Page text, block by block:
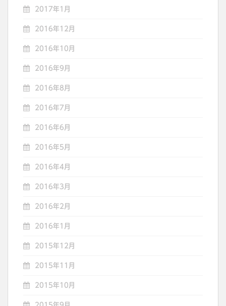
2017年1月
2016年12月
2016年10月
2016年9月
2016年8月
2016年7月
2016年6月
2016年5月
2016年4月
2016年3月
2016年2月
2016年1月
2015年12月
2015年11月
2015年10月